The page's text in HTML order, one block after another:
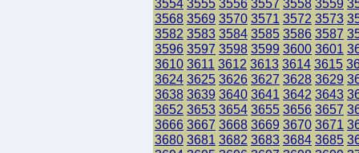
3554 3555 3556 3557 3558 3559
3568 3569 3570 3571 3572 3573
3582 3583 3584 3585 3586 3587
3596 3597 3598 3599 3600 3601
3610 3611 3612 3613 3614 3615
3624 3625 3626 3627 3628 3629
3638 3639 3640 3641 3642 3643
3652 3653 3654 3655 3656 3657
3666 3667 3668 3669 3670 3671
3680 3681 3682 3683 3684 3685